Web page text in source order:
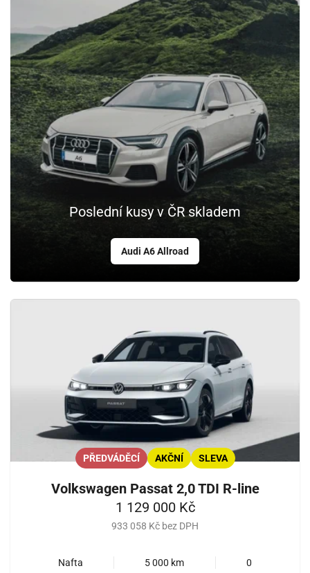
Poslední kusy v ČR skladem
Audi A6 Allroad
PŘEDVÁDĚCÍ AKČNÍ SLEVA
Volkswagen Passat 2,0 TDI R-line
1 129 000 Kč
933 058 Kč bez DPH
Nafta 5 000 km 0